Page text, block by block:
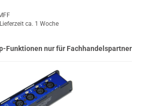
Lieferzeit ca. 1 Woche
Funktionen nur für Fachhandelspartner